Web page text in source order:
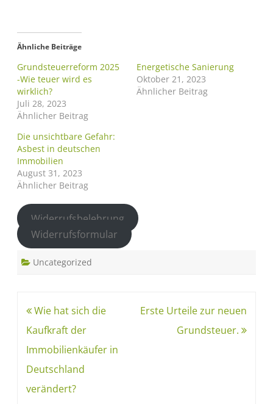
Ähnliche Beiträge
Grundsteuerreform 2025
-Wie teuer wird es
wirklich?
Juli 28, 2023
Ähnlicher Beitrag
Energetische Sanierung
Oktober 21, 2023
Ähnlicher Beitrag
Die unsichtbare Gefahr:
Asbest in deutschen
Immobilien
August 31, 2023
Ähnlicher Beitrag
Widerrufsbelehrung
Widerrufsformular
Uncategorized
Wie hat sich die
Kaufkraft der
Immobilienkäufer in
Deutschland
verändert?
Erste Urteile zur neuen
Grundsteuer.